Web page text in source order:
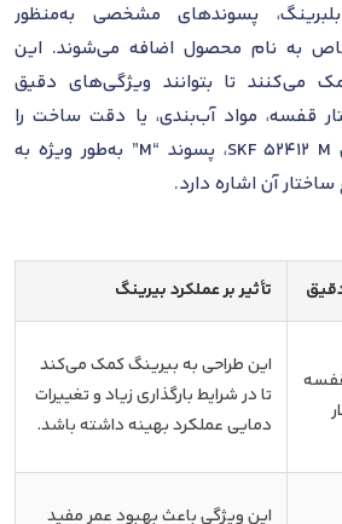
پسوندهای مشخصی به‌منظور
به نام محصول اضافه می‌شوند. این
می‌کنند تا بتوانند ویژگی‌های دقیق
قفسه، مواد آب‌بندی، یا دقت ساخت را
شناسایی کنند. در مدل SKF 52412 M، پسوند “M” به‌طور ویژه به
آن اشاره دارد.
تأثیر بر عملکرد بیرینگ
این طراحی به بیرینگ کمک می‌کند
تا در شرایط بارگذاری زیاد و تغییرات
دمایی عملکرد بهینه داشته باشد.
این ویژگی باعث بهبود عمر مفید